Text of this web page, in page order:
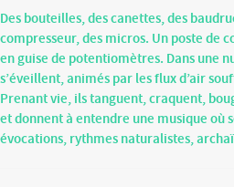
Des bouteilles, des canettes, des
compresseur, des micros. Un poste de
en guise de potentiomètres. Dans une
s’éveillent, animés par les flux d’air
Prenant vie, ils tanguent, craquent,
et donnent à entendre une musique où
évocations, rythmes naturalistes,